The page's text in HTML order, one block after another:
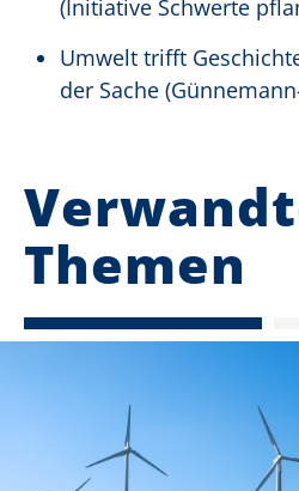
(Initiative Schwerte
Umwelt trifft
der Sache
Themen